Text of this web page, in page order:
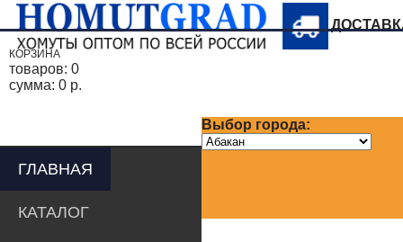
Выбор города:
КОРЗИНА
товаров: 0
сумма: 0 р.
ГЛАВНАЯ
КАТАЛОГ